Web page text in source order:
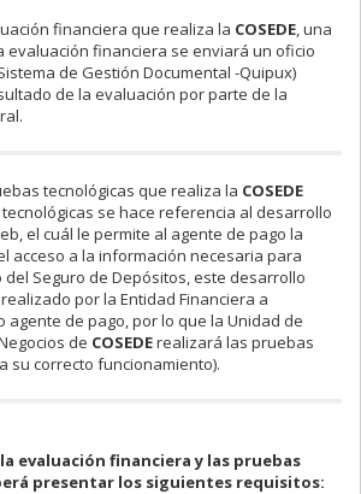
financiera que realiza la COSEDE, una
evaluación financiera se enviará un oficio
de Gestión Documental -Quipux)
de la evaluación por parte de la
tecnológicas que realiza la COSEDE
se hace referencia al desarrollo
el cuál le permite al agente de pago la
acceso a la información necesaria para
del Seguro de Depósitos, este desarrollo
por la Entidad Financiera a
agente de pago, por lo que la Unidad de
de COSEDErealizará las pruebas
su correcto funcionamiento).
evaluación financiera y las pruebas
presentar los siguientes requisitos: